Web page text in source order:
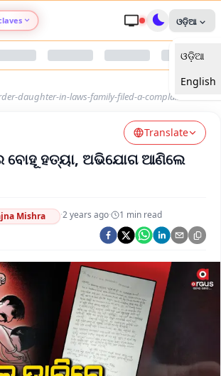
Argus Nari Shakti
Argus Health Connect
Argus Swaad Odisha
Argus Chalo Dekhein Apna Desh
ଓଡ଼ିଆ
ଓଡ଼ିଆ
English
daughter-in-laws-family-filed-a-complaint
Translate
ବୋହୂ ହତ୍ୟା, ଅଭିଯୋଗ ଆଣିଲେ
Mishra ·2 years ago· 1 min read